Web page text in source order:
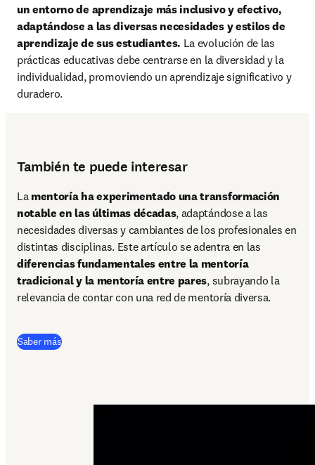
un entorno de aprendizaje más inclusivo y efectivo,
adaptándose a las diversas necesidades y estilos de
aprendizaje de sus estudiantes. La evolución de las
prácticas educativas debe centrarse en la diversidad y la
individualidad, promoviendo un aprendizaje significativo y
duradero.
También te puede interesar
La mentoría ha experimentado una transformación
notable en las últimas décadas, adaptándose a las
necesidades diversas y cambiantes de los profesionales en
diferencias fundamentales entre la mentoría
tradicional y la mentoría entre pares, subrayando la
relevancia de contar con una red de mentoría diversa.
Saber más